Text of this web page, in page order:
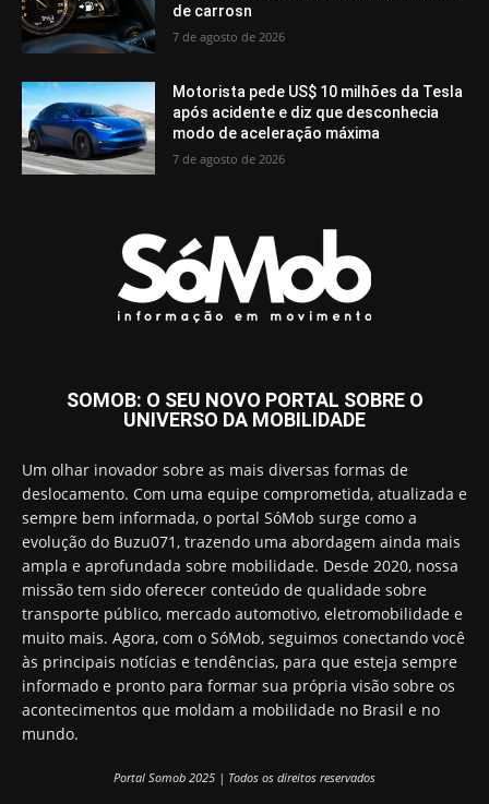
de carrosn
7 de agosto de 2026
Motorista pede US$ 10 milhões da Tesla
após acidente e diz que desconhecia
modo de aceleração máxima
7 de agosto de 2026
SOMOB: O SEU NOVO PORTAL SOBRE O
UNIVERSO DA MOBILIDADE
Um olhar inovador sobre as mais diversas formas de
deslocamento. Com uma equipe comprometida, atualizada e
sempre bem informada, o portal SóMob surge como a
evolução do Buzu071, trazendo uma abordagem ainda mais
ampla e aprofundada sobre mobilidade. Desde 2020, nossa
missão tem sido oferecer conteúdo de qualidade sobre
transporte público, mercado automotivo, eletromobilidade e
muito mais. Agora, com o SóMob, seguimos conectando você
às principais notícias e tendências, para que esteja sempre
informado e pronto para formar sua própria visão sobre os
acontecimentos que moldam a mobilidade no Brasil e no
mundo.
Portal Somob 2025 | Todos os direitos reservados